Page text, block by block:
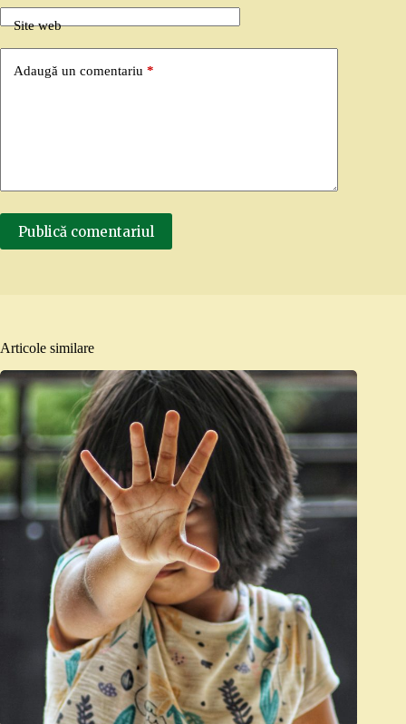
Site web
Adaugă un comentariu *
Publică comentariul
Articole similare